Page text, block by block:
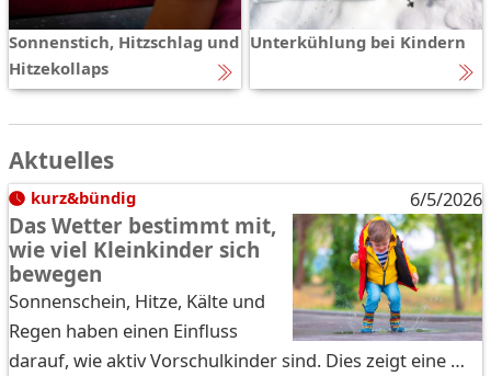
Sonnenstich, Hitzschlag und
Hitzekollaps
Unterkühlung bei Kindern
Aktuelles
kurz&bündig 6/5/2026
Das Wetter bestimmt mit,
wie viel Kleinkinder sich
bewegen
Sonnenschein, Hitze, Kälte und
Regen haben einen Einfluss
darauf, wie aktiv Vorschulkinder sind. Dies zeigt eine …